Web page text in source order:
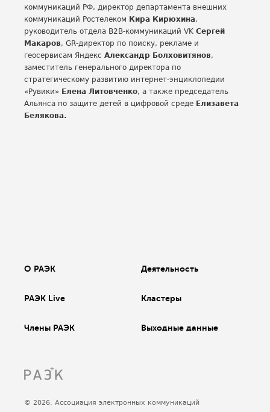
коммуникаций РФ, директор департамента внешних
коммуникаций Ростелеком Кира Кирюхина,
руководитель отдела B2B-коммуникаций VK Сергей
Макаров, GR-директор по поиску, рекламе и
геосервисам Яндекс Александр Болховитянов,
заместитель генерального директора по
стратегическому развитию интернет-энциклопедии
«Рувики» Елена Литовченко, а также председатель
Альянса по защите детей в цифровой среде Елизавета
Белякова.
О РАЭК Деятельность
РАЭК Live Кластеры
Члены РАЭК Выходные данные
© 2026, Ассоциация электронных коммуникаций